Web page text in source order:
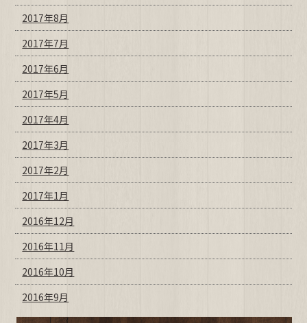
2017年8月
2017年7月
2017年6月
2017年5月
2017年4月
2017年3月
2017年2月
2017年1月
2016年12月
2016年11月
2016年10月
2016年9月